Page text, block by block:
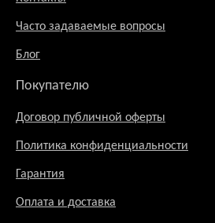
Часто задаваемые вопросы
Блог
Покупателю
Договор публичной оферты
Политика конфиденциальности
Гарантия
Оплата и доставка